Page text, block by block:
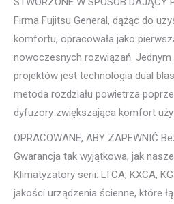
Firma Fujitsu General, dążąc do
komfortu, opracowała jako
nowoczesnych rozwiązań.
projektów jest technologia dual
metoda rozdziału powietrza
dyfuzory zwiększająca komfort
OPRACOWANE, ABY ZAPEWNIĆ
Gwarancja tak wyjątkowa, jak
Klimatyzatory serii: LTCA, KXCA,
jakości urządzenia ścienne, które